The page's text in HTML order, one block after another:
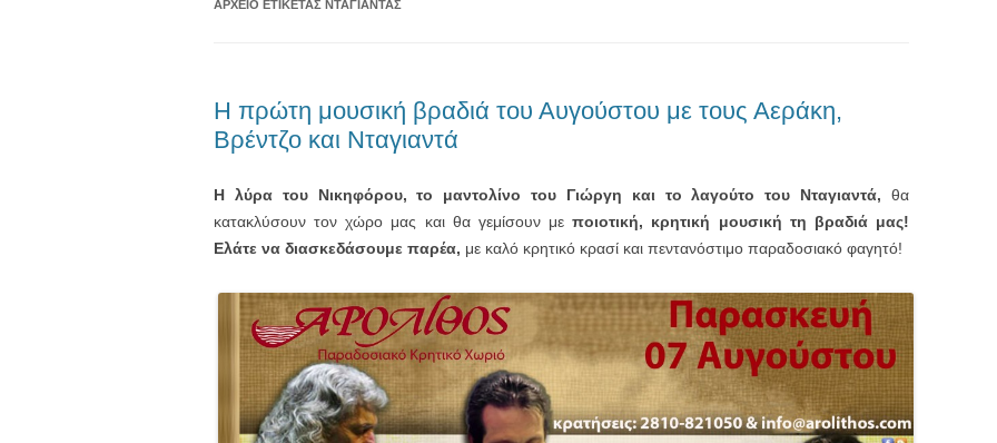
ΑΡΧΕΊΟ ΕΤΙΚΈΤΑΣ ΝΤΑΓΙΑΝΤΑΣ
Η πρώτη μουσική βραδιά του Αυγούστου με τους Αεράκη,
Βρέντζο και Νταγιαντά
Η λύρα του Νικηφόρου, το μαντολίνο του Γιώργη και το λαγούτο του Νταγιαντά, θα
κατακλύσουν τον χώρο μας και θα γεμίσουν μεποιοτική, κρητική μουσική τη βραδιά μας!
Ελάτε να διασκεδάσουμε παρέα, με καλό κρητικό κρασί και πεντανόστιμο παραδοσιακό φαγητό!